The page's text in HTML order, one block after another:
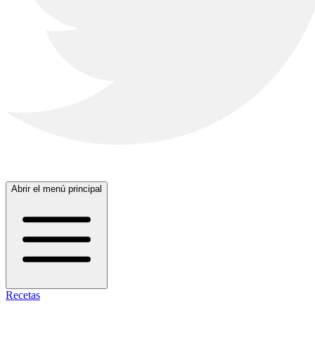
Abrir el menú principal
Recetas